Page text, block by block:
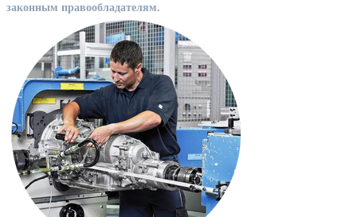
законным правообладателям.